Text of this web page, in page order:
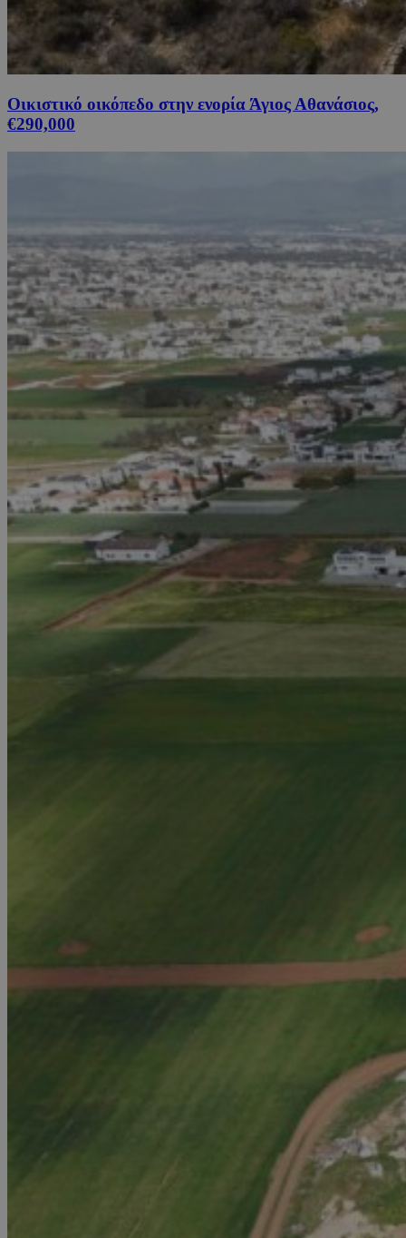
Οικιστικό οικόπεδο στην ενορία Άγιος Αθανάσιος,
€290,000